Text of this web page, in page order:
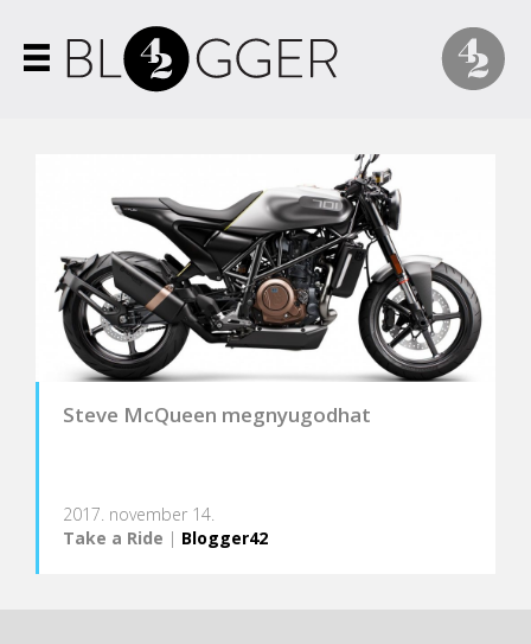
Steve McQueen megnyugodhat
2017. november 14.
Take a Ride | Blogger42